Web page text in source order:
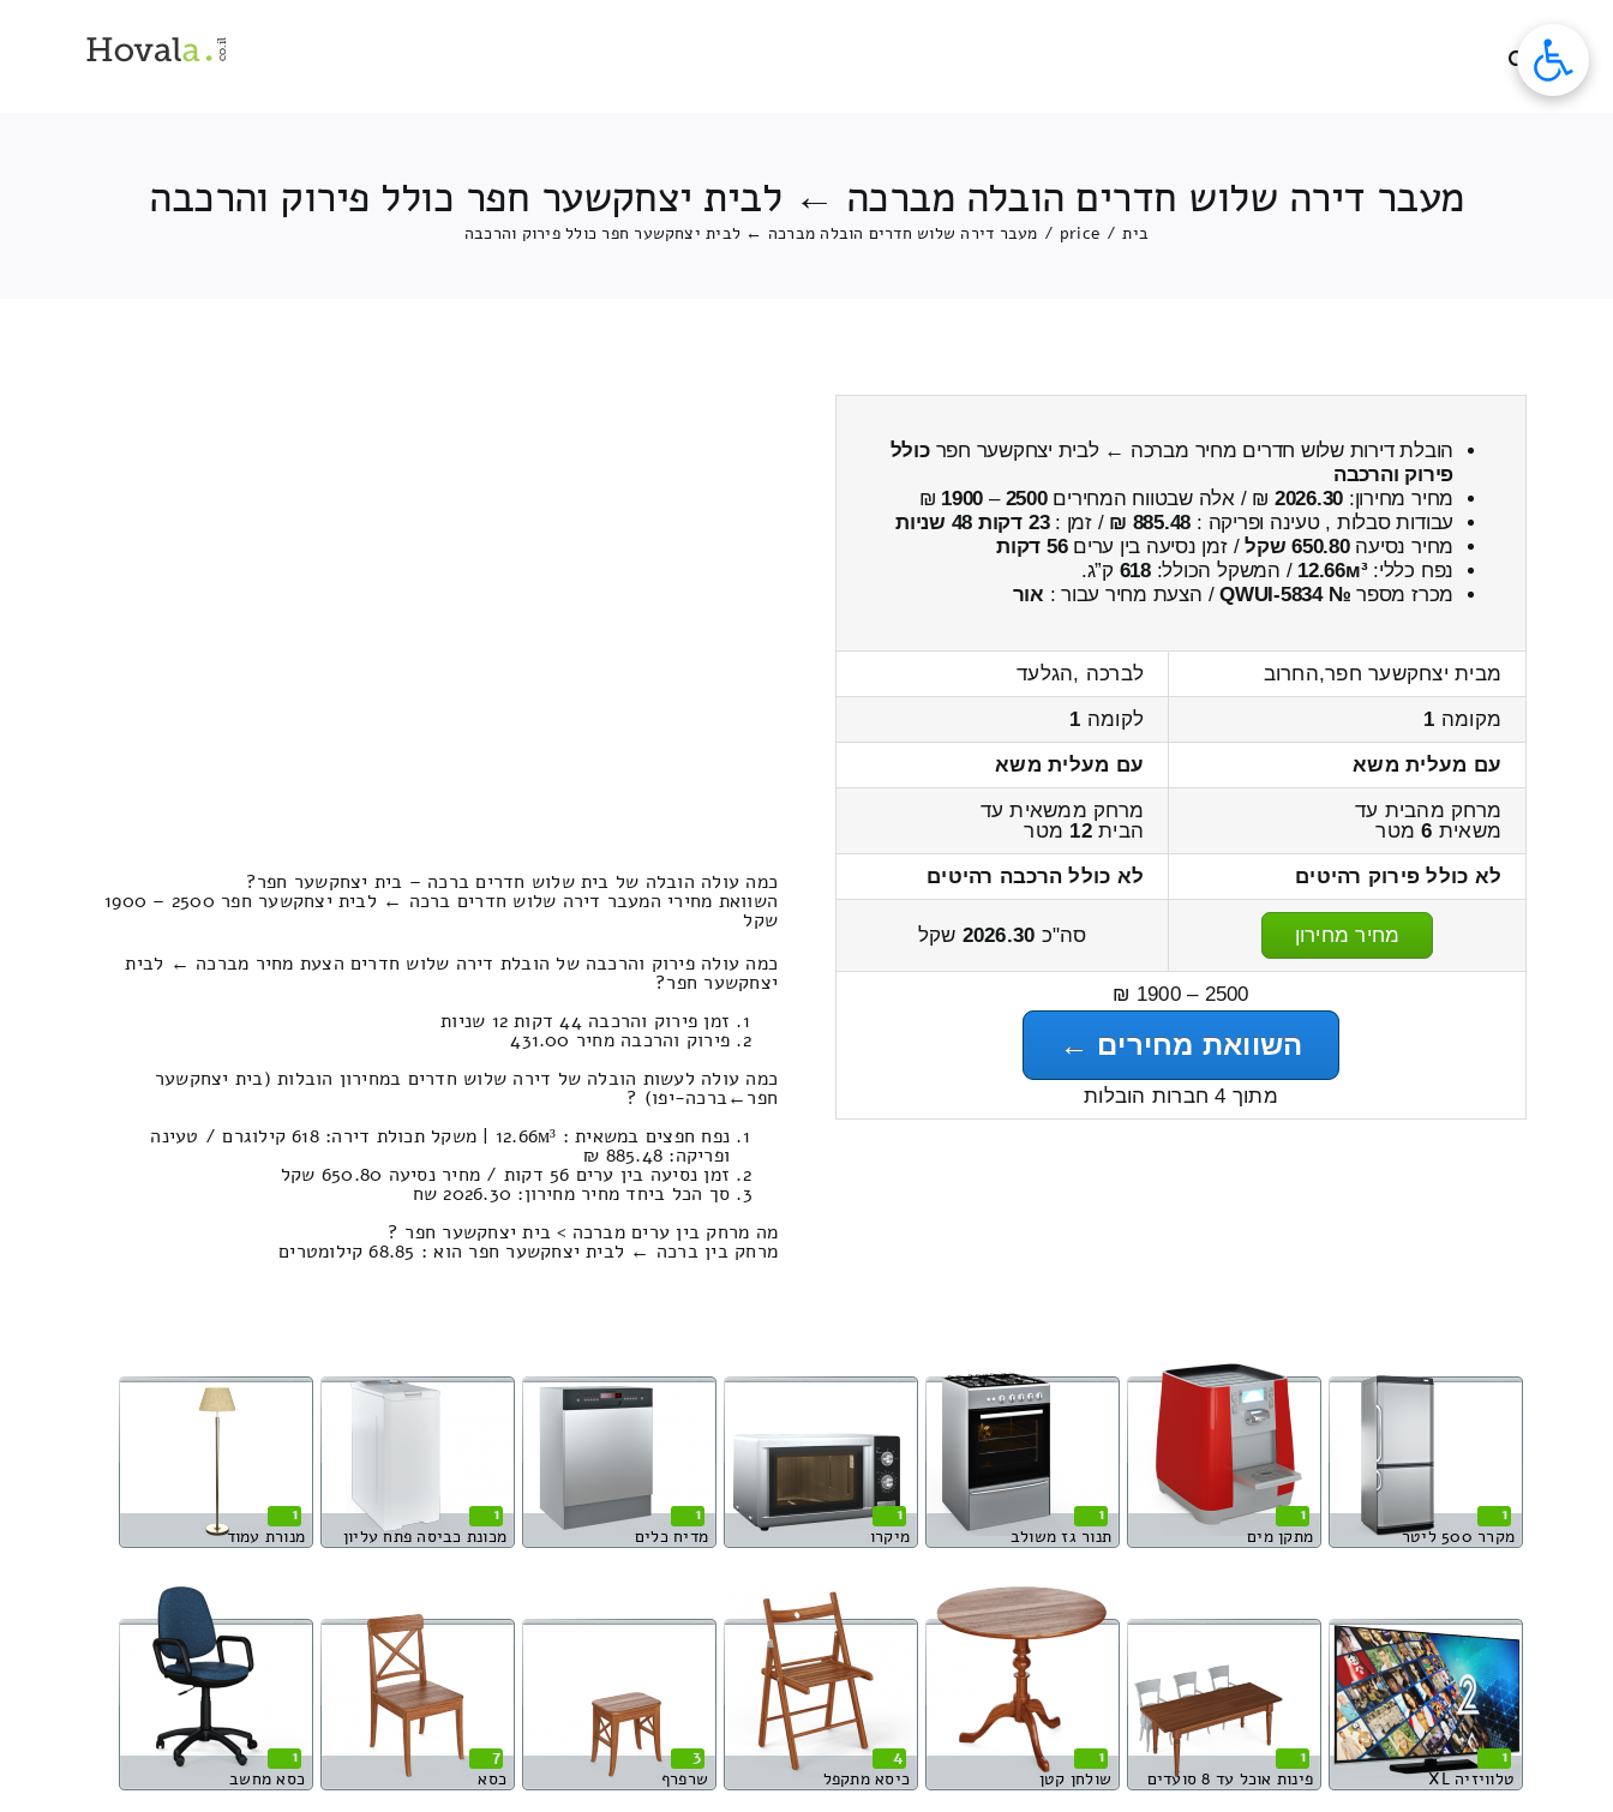
מעבר דירה שלוש חדרים הובלה מברכה ← לבית יצחקשער חפר כולל פירוק והרכבה
בית /
price
/ מעבר דירה שלוש חדרים הובלה מברכה ← לבית יצחקשער חפר כולל פירוק והרכבה
הובלת דירות שלוש חדרים מחיר מברכה ← לבית יצחקשער חפרכולל
פירוק והרכבה
מחיר מחירון: 2026.30 ₪ / אלה שבטווח המחירים2500
–
1900
₪
עבודות סבלות , טעינה ופריקה : 885.48 ₪ / זמן :23 דקות 48 שניות
מחיר נסיעה650.80 שקל / זמן נסיעה בין ערים56 דקות
נפח כללי:12.66м³ / המשקל הכולל:618 ק”ג.
מכרז מספר № QWUI-5834 / הצעת מחיר עבור : אור
מבית יצחקשער חפר,החרוב
לברכה ,הגלעד
מקומה 1 לקומה 1
עם מעלית משא
עם מעלית משא
מרחק מהבית עד
משאית 6מטר
מרחק ממשאית עד
הבית12 מטר
לא כולל פירוק רהיטים
לא כולל הרכבה רהיטים
מחיר מחירון סה"כ 2026.30 שקל
2500 – 1900 ₪
השוואת מחירים ←
מתוך 4 חברות הובלות
כמה עולה הובלה של בית שלוש חדרים ברכה – בית יצחקשער חפר?
השוואת מחירי המעבר דירה שלוש חדרים ברכה ← לבית יצחקשער חפר 2500 – 1900
שקל
כמה עולה פירוק והרכבה של הובלת דירה שלוש חדרים הצעת מחיר מברכה ← לבית
יצחקשער חפר?
זמן פירוק והרכבה 44 דקות 12 שניות
פירוק והרכבה מחיר 431.00
כמה עולה לעשות הובלה של דירה שלוש חדרים במחירון הובלות (בית יצחקשער
חפר‎←‏ברכה-יפו) ?
נפח חפצים במשאית : 12.66м³ | משקל תכולת דירה: 618 קילוגרם / טעינה
ופריקה: 885.48 ₪
זמן נסיעה בין ערים 56 דקות / מחיר נסיעה 650.80 שקל
סך הכל ביחד מחיר מחירון: 2026.30 שח
מה מרחק בין ערים מברכה > בית יצחקשער חפר ?
מרחק בין ברכה ← לבית יצחקשער חפר הוא : 68.85 קילומטרים
1
מקרר 500 ליטר
1
מתקן מים
1
תנור גז משולב
1
מיקרו
1
מדיח כלים
1
מכונת כביסה פתח עליון
1
מנורת עמוד
1
טלוויזיה XL
1
פינות אוכל עד 8 סועדים
1
שולחן קטן
4
כיסא מתקפל
3
שרפרף
7
כסא
1
כסא מחשב